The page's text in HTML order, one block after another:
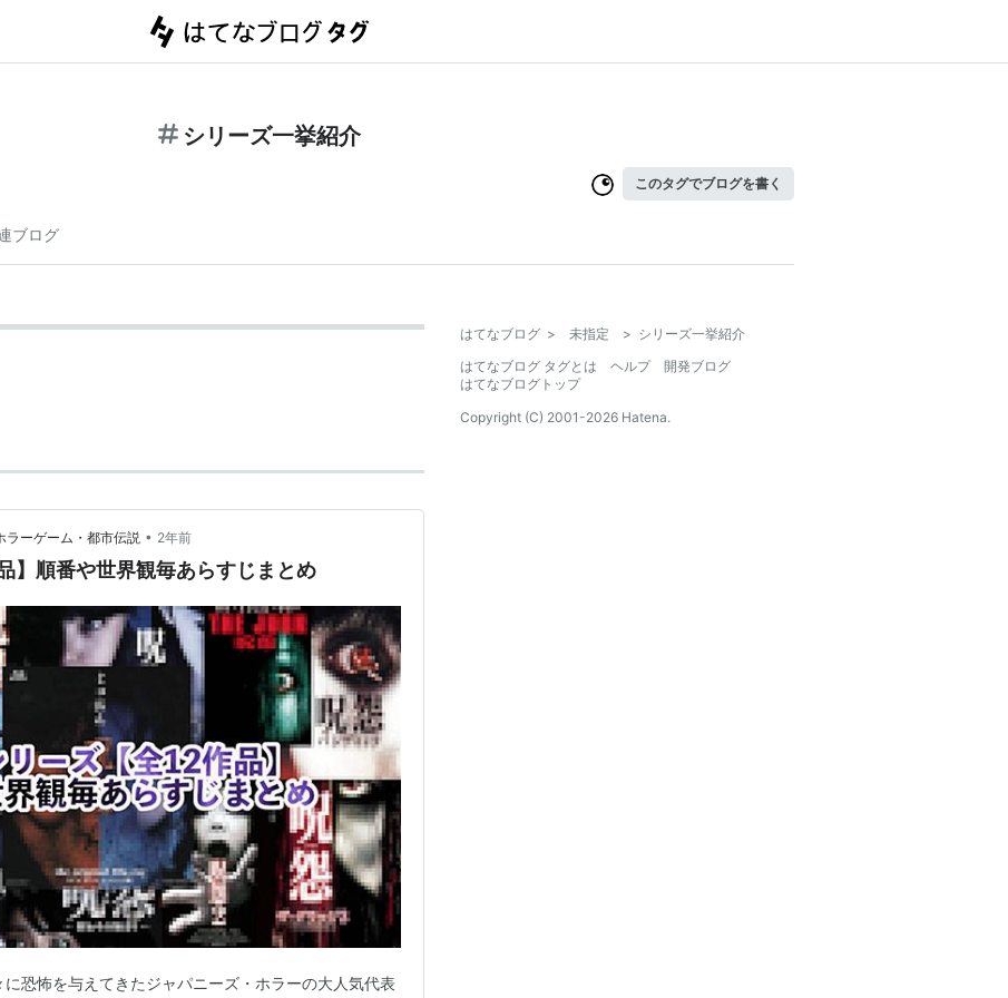
シリーズ一挙紹介
このタグでブログを書く
ブログ
ラーゲーム・都市伝説 • 2年前
】順番や世界観毎あらすじまとめ
恐怖を与えてきたジャパニーズ・ホラーの大人気代表
はてなブログ > 未指定 > シリーズ一挙紹介
はてなブログ タグとは
ヘルプ
開発ブログ
はてなブログトップ
Copyright (C) 2001-2026 Hatena.